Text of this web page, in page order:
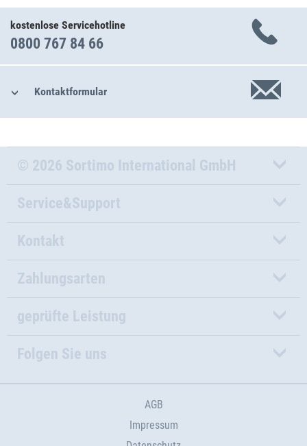
kostenlose Servicehotline
0800 767 84 66
Kontaktformular
© 2026 Sortimo International GmbH
Service&Support
Kontakt
Zahlungsarten
geprüfte Leistung
Folgen Sie uns
AGB
Impressum